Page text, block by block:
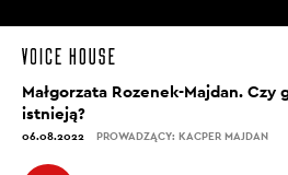
Małgorzata Rozenek-Majdan.
istnieją?
06.08.2022 PROWADZĄCY: KACPER MAJDAN